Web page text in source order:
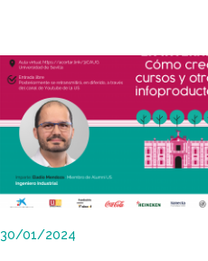
30/01/2024